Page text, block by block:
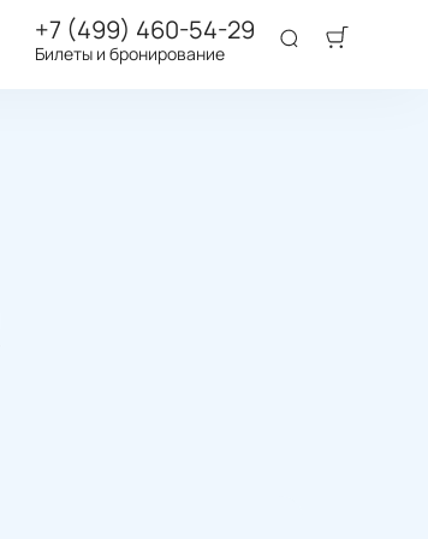
+7 (499) 460-54-29
Билеты и бронирование